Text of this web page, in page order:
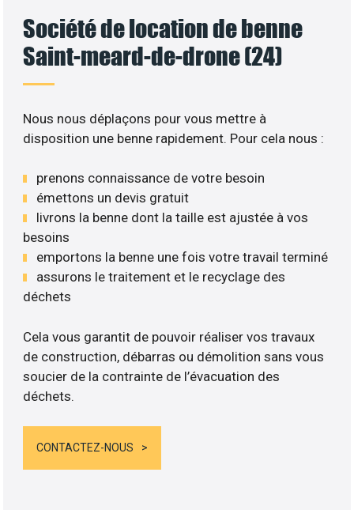
Société de location de benne
Saint-meard-de-drone (24)
Nous nous déplaçons pour vous mettre à
disposition une benne rapidement. Pour cela nous :
prenons connaissance de votre besoin
émettons un devis gratuit
livrons la benne dont la taille est ajustée à vos
besoins
emportons la benne une fois votre travail terminé
assurons le traitement et le recyclage des
déchets
Cela vous garantit de pouvoir réaliser vos travaux
de construction, débarras ou démolition sans vous
soucier de la contrainte de l’évacuation des
déchets.
CONTACTEZ-NOUS